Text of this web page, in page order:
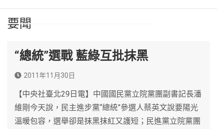
要聞
“總統”選戰 藍綠互批抹黑
2011年11月30日
【中央社臺北29日電】中國國民黨立院黨團副書記長潘
維剛今天說，民主進步黨“總統”參選人蔡英文說要陽光
溫暖包容，選舉卻是抹黑抹紅又護短；民進黨立院黨團